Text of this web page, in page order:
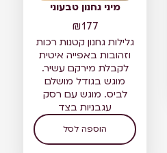
מיני גחנון טבעוני
₪177
גלילות גחנון קטנות רכות
וזהובות באפייה איטית
לקבלת מירקם עשיר.
מוגש בגודל מושלם
לביס. מוגש עם רסק
עגבניות בצד
הוספה לסל